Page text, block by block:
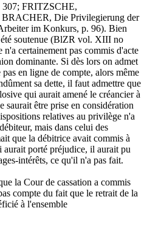
307; FRITZSCHE,
Die Privilegierung der
im Konkurs, p. 96). Bien
soutenue (BlZR vol. XIII no
certainement pas commis d'acte
dominante. Si dès lors on admet
en ligne de compte, alors même
sa dette, il faut admettre que
qui aurait amené le créancier à
saurait être prise en considération
relatives au privilège n'a
mais dans celui des
que la débitrice avait commis à
porté préjudice, il aurait pu
intérêts, ce qu'il n'a pas fait.
la Cour de cassation a commis
compte du fait que le retrait de la
à l'ensemble